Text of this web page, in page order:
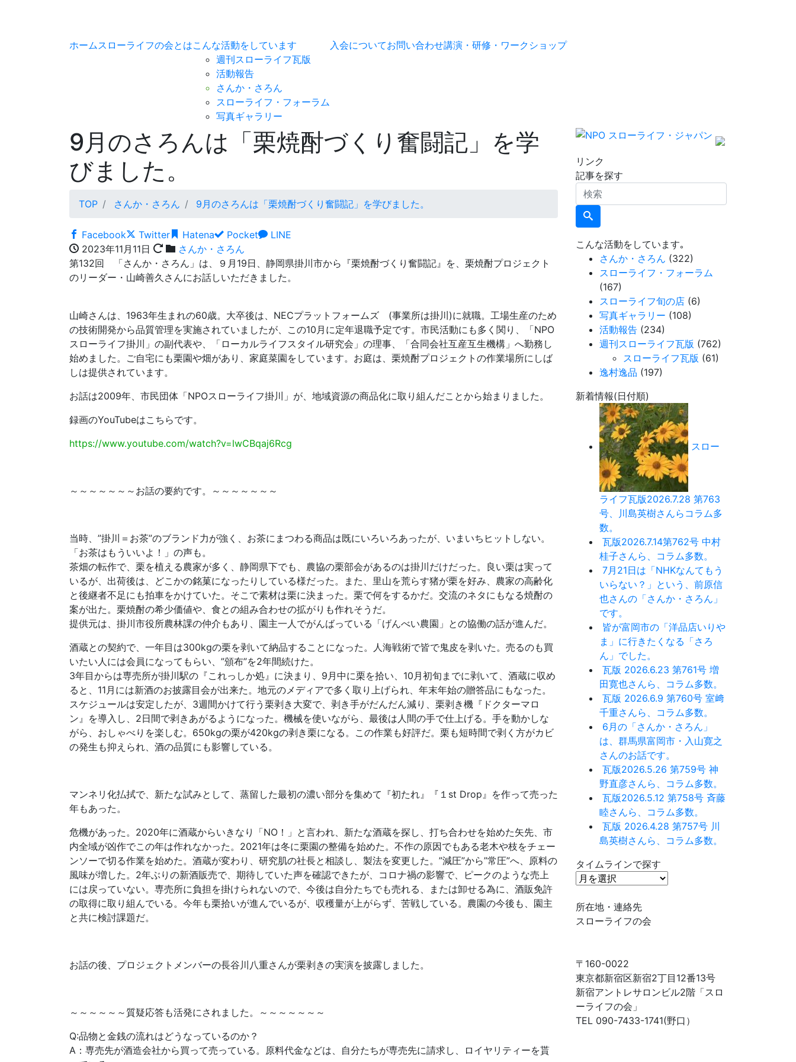
ホームスローライフの会とはこんな活動をしています
週刊スローライフ瓦版
活動報告
さんか・さろん
スローライフ・フォーラム
写真ギャラリー
入会についてお問い合わせ講演・研修・ワークショップ
9月のさろんは「栗焼酎づくり奮闘記」を学
びました。
TOP さんか・さろん 9月のさろんは「栗焼酎づくり奮闘記」を学びました。
Facebook Twitter Hatena Pocket
LINE
2023年11月11日
さんか・さろん
第132回 「さんか・さろん」は、９月19日、静岡県掛川市から『栗焼酎づくり奮闘記』を、栗焼酎プロジェクト
のリーダー・山崎善久さんにお話しいただきました。
山崎さんは、1963年生まれの60歳。大卒後は、NECプラットフォームズ (事業所は掛川)に就職。工場生産のため
の技術開発から品質管理を実施されていましたが、この10月に定年退職予定です。市民活動にも多く関り、「NPO
スローライフ掛川」の副代表や、「ローカルライフスタイル研究会」の理事、「合同会社互産互生機構」へ勤務し
始めました。ご自宅にも栗園や畑があり、家庭菜園をしています。お庭は、栗焼酎プロジェクトの作業場所にしば
しは提供されています。
お話は2009年、市民団体「NPOスローライフ掛川」が、地域資源の商品化に取り組んだことから始まりました。
録画のYouTubeはこちらです。
https://www.youtube.com/watch?v=lwCBqaj6Rcg
～～～～～～～お話の要約です。～～～～～～～
当時、”掛川＝お茶”のブランド力が強く、お茶にまつわる商品は既にいろいろあったが、いまいちヒットしない。
「お茶はもういいよ！」の声も。
茶畑の転作で、栗を植える農家が多く、静岡県下でも、農協の栗部会があるのは掛川だけだった。良い栗は実って
いるが、出荷後は、どこかの銘菓になったりしている様だった。また、里山を荒らす猪が栗を好み、農家の高齢化
と後継者不足にも拍車をかけていた。そこで素材は栗に決まった。栗で何をするかだ。交流のネタにもなる焼酎の
案が出た。栗焼酎の希少価値や、食との組み合わせの拡がりも作れそうだ。
提供元は、掛川市役所農林課の仲介もあり、園主一人でがんばっている「げんべい農園」との協働の話が進んだ。
酒蔵との契約で、一年目は300kgの栗を剥いて納品することになった。人海戦術で皆で鬼皮を剥いた。売るのも買
いたい人には会員になってもらい、”頒布”を2年間続けた。
3年目からは専売所が掛川駅の『これっしか処』に決まり、9月中に栗を拾い、10月初旬までに剥いて、酒蔵に収め
ると、11月には新酒のお披露目会が出来た。地元のメディアで多く取り上げられ、年末年始の贈答品にもなった。
スケジュールは安定したが、3週間かけて行う栗剥き大変で、剥き手がだんだん減り、栗剥き機『ドクターマロ
ン』を導入し、2日間で剥きあがるようになった。機械を使いながら、最後は人間の手で仕上げる。手を動かしな
がら、おしゃべりを楽しむ。650kgの栗が420kgの剥き栗になる。この作業も好評だ。栗も短時間で剥く方がカビ
の発生も抑えられ、酒の品質にも影響している。
マンネリ化払拭で、新たな試みとして、蒸留した最初の濃い部分を集めて『初たれ』『１st Drop』を作って売った
年もあった。
危機があった。2020年に酒蔵からいきなり「NO！」と言われ、新たな酒蔵を探し、打ち合わせを始めた矢先、市
内全域が凶作でこの年は作れなかった。2021年は冬に栗園の整備を始めた。不作の原因でもある老木や枝をチェー
ンソーで切る作業を始めた。酒蔵が変わり、研究肌の社長と相談し、製法を変更した。”減圧”から”常圧”へ、原料の
風味が増した。2年ぶりの新酒販売で、期待していた声を確認できたが、コロナ禍の影響で、ピークのような売上
には戻っていない。専売所に負担を掛けられないので、今後は自分たちでも売れる、または卸せる為に、酒販免許
の取得に取り組んでいる。今年も栗拾いが進んでいるが、収穫量が上がらず、苦戦している。農園の今後も、園主
と共に検討課題だ。
お話の後、プロジェクトメンバーの長谷川八重さんが栗剥きの実演を披露しました。
～～～～～～質疑応答も活発にされました。～～～～～～～
Q:品物と金銭の流れはどうなっているのか？
A：専売先が酒造会社から買って売っている。原料代金などは、自分たちが専売先に請求し、ロイヤリティーを貰
リンク
記事を探す
検
索
こんな活動をしています｡
さんか・さろん (322)
スローライフ・フォーラム
(167)
スローライフ旬の店 (6)
写真ギャラリー (108)
活動報告 (234)
週刊スローライフ瓦版 (762)
スローライフ瓦版 (61)
逸村逸品 (197)
新着情報(日付順)
スロー
ライフ瓦版2026.7.28 第763
号、川島英樹さんらコラム多
数。
瓦版2026.7.14第762号 中村
桂子さんら、コラム多数。
7月21日は「NHKなんてもう
いらない？」という、前原信
也さんの「さんか・さろん」
です。
皆が富岡市の「洋品店いりや
ま」に行きたくなる「さろ
ん」でした。
瓦版 2026.6.23 第761号 増
田寛也さんら、コラム多数。
瓦版 2026.6.9 第760号 室﨑
千重さんら、コラム多数。
6月の「さんか・さろん」
は、群馬県富岡市・入山寛之
さんのお話です。
瓦版2026.5.26 第759号 神
野直彦さんら、コラム多数。
瓦版2026.5.12 第758号 斉藤
睦さんら、コラム多数。
瓦版 2026.4.28 第757号 川
島英樹さんら、コラム多数。
タイムラインで探す
タ
ム
ラ
で
探
す
所在地・連絡先
スローライフの会
〒160-0022
東京都新宿区新宿2丁目12番13号
新宿アントレサロンビル2階「スロ
ーライフの会」
TEL 090-7433-1741(野口）